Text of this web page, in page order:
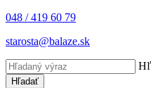
048 / 419 60 79
starosta@balaze.sk
Hľadať